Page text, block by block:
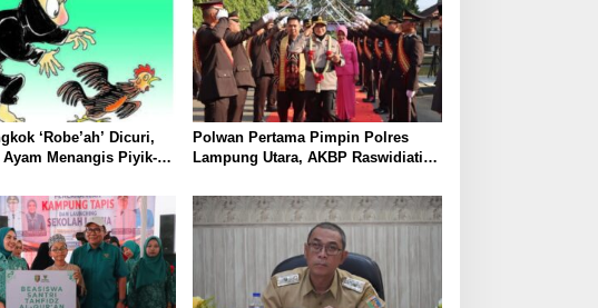
‘Robe’ah’ Dicuri,
Ayam Menangis Piyik-
Polwan Pertama Pimpin Polres
Lampung Utara, AKBP Raswidiati